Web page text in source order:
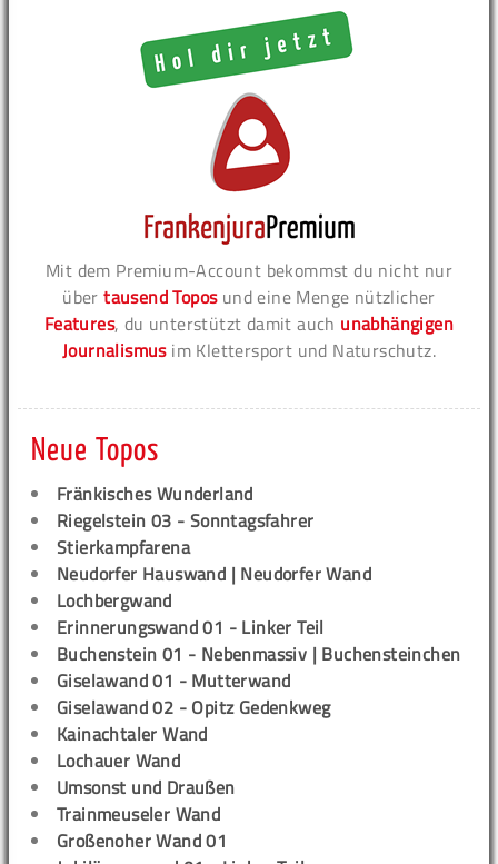
Mit dem Premium-Account bekommst du nicht nur
übertausend Toposund eine Menge nützlicher
Features, du unterstützt damit auch unabhängigen
Journalismusim Klettersport und Naturschutz.
Neue Topos
Fränkisches Wunderland
Riegelstein 03 - Sonntagsfahrer
Stierkampfarena
Neudorfer Hauswand | Neudorfer Wand
Lochbergwand
Erinnerungswand 01 - Linker Teil
Buchenstein 01 - Nebenmassiv | Buchensteinchen
Giselawand 01 - Mutterwand
Giselawand 02 - Opitz Gedenkweg
Kainachtaler Wand
Lochauer Wand
Umsonst und Draußen
Trainmeuseler Wand
Großenoher Wand 01